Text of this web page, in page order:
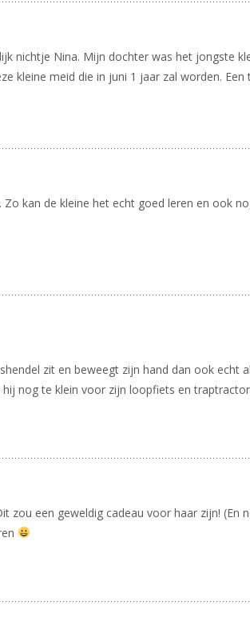
nichtje Nina. Mijn dochter was het jongste
kleine meid die in juni 1 jaar zal worden.
kan de kleine het echt goed leren en ook
zit en beweegt zijn hand dan ook echt
nog te klein voor zijn loopfiets en
zou een geweldig cadeau voor haar zijn! (En